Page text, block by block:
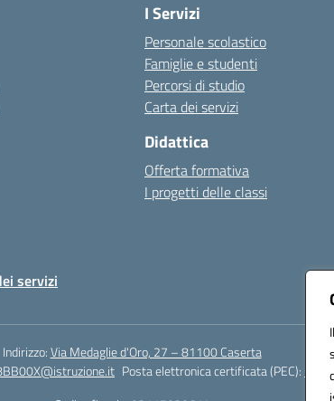
I Servizi
Personale scolastico
Famiglie e studenti
Percorsi di studio
Carta dei servizi
Didattica
Offerta formativa
I progetti delle classi
servizi
Indirizzo:Via Medaglie d'Oro, 27 – 81100 Caserta
Posta elettronica certificata (PEC):